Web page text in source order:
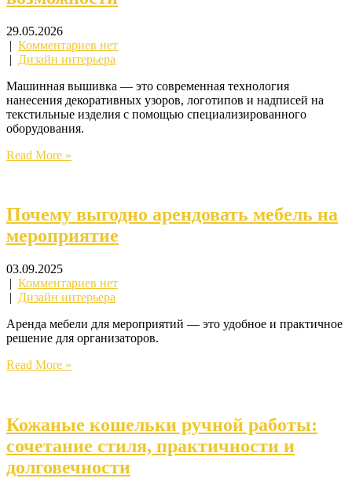
29.05.2026
| Комментариев нет
| Дизайн интерьера
Машинная вышивка — это современная технология
нанесения декоративных узоров, логотипов и надписей на
текстильные изделия с помощью специализированного
оборудования.
Read More »
Почему выгодно арендовать мебель на
мероприятие
03.09.2025
| Комментариев нет
| Дизайн интерьера
Аренда мебели для мероприятий — это удобное и практичное
решение для организаторов.
Read More »
Кожаные кошельки ручной работы:
сочетание стиля, практичности и
долговечности